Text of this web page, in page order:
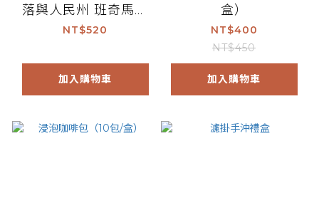
落與人民州 班奇馬吉
露西藝伎 (200g)
NT$520
加入購物車
盒）
NT$400
NT$450
加入購物車